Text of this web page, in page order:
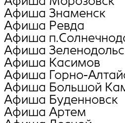
Афиша Знаменск
Афиша Ревда
Афиша
Афиша
Афиша Касимов
Афиша Горно-
Афиша Большой
Афиша Буденновск
Афиша Артем